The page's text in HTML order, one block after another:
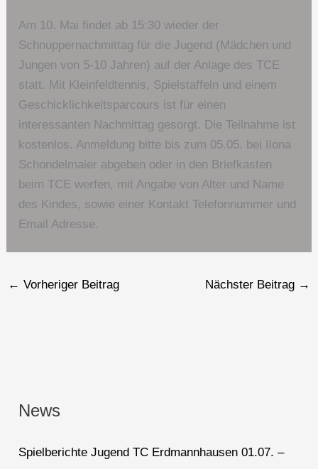
Am 10. Mai findet ab 15:30 wieder der
Schnuppernachmittag für die Jugend (Mädchen und
Jungen von 5-10 Jahren) auf der Anlage des TCE
statt. Mit Kleinfeldtennis, Spielstaffeln und einem
Geschicklichkeitsparcours ist für einen
interessanten Nachmittag gesorgt. Die Teilnahme ist
kostenlos. Anmeldung bitte bis zum 05.05. bei Ilona
Schondelmaier abgeben oder in den Briefkasten
beim TCE werfen, mit Angabe von Alter und Name
des Kindes, sowie einer Kontakt Telefonnummer und
Email Adresse.
← Vorheriger Beitrag Nächster Beitrag →
News
Spielberichte Jugend TC Erdmannhausen 01.07. –